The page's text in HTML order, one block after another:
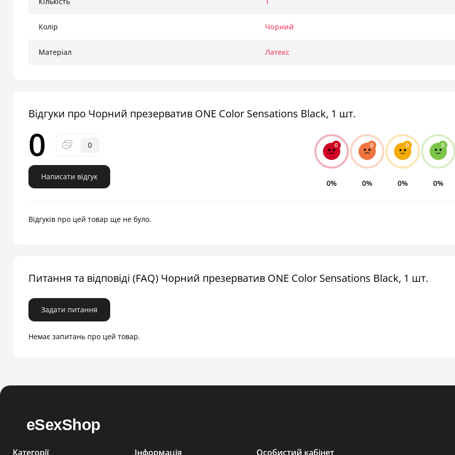
Колір Чорний
Матеріал Латекс
Відгуки про Чорний презерватив ONE Color Sensations Black, 1 шт.
0 0
Написати відгук
0
0%
0
0%
0
0%
0
0%
Відгуків про цей товар ще не було.
Питання та відповіді (FAQ) Чорний презерватив ONE Color Sensations Black, 1 шт.
Задати питання
Немає запитань про цей товар.
Категорії Інформація Особистий кабінет